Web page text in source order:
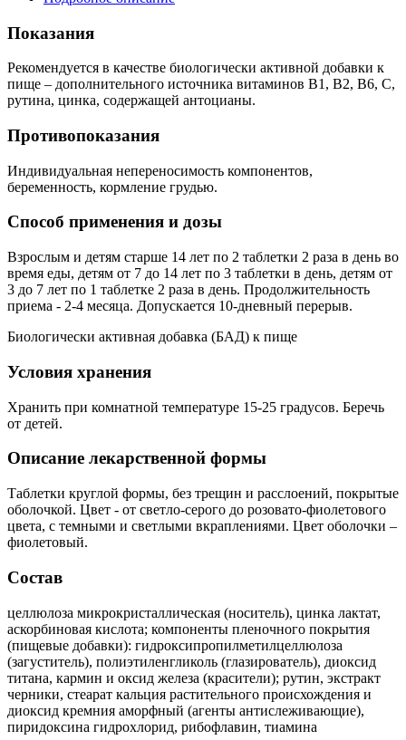
Показания
Рекомендуется в качестве биологически активной добавки к
пище – дополнительного источника витаминов В1, В2, В6, С,
рутина, цинка, содержащей антоцианы.
Противопоказания
Индивидуальная непереносимость компонентов,
беременность, кормление грудью.
Способ применения и дозы
Взрослым и детям старше 14 лет по 2 таблетки 2 раза в день во
время еды, детям от 7 до 14 лет по 3 таблетки в день, детям от
3 до 7 лет по 1 таблетке 2 раза в день. Продолжительность
приема - 2-4 месяца. Допускается 10-дневный перерыв.
Биологически активная добавка (БАД) к пище
Условия хранения
Хранить при комнатной температуре 15-25 градусов. Беречь
от детей.
Описание лекарственной формы
Таблетки круглой формы, без трещин и расслоений, покрытые
оболочкой. Цвет - от светло-серого до розовато-фиолетового
цвета, с темными и светлыми вкраплениями. Цвет оболочки –
фиолетовый.
Состав
целлюлоза микрокристаллическая (носитель), цинка лактат,
аскорбиновая кислота; компоненты пленочного покрытия
(пищевые добавки): гидроксипропилметилцеллюлоза
(загуститель), полиэтиленгликоль (глазирователь), диоксид
титана, кармин и оксид железа (красители); рутин, экстракт
черники, стеарат кальция растительного происхождения и
диоксид кремния аморфный (агенты антислеживающие),
пиридоксина гидрохлорид, рибофлавин, тиамина